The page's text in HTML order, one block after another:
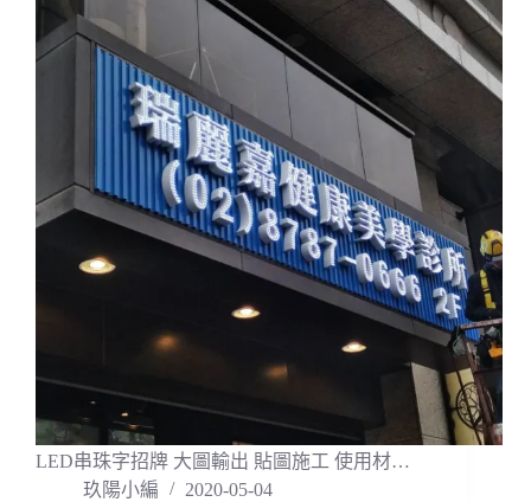
LED串珠字招牌 大圖輸出 貼圖施工 使用材…
玖陽小編
2020-05-04